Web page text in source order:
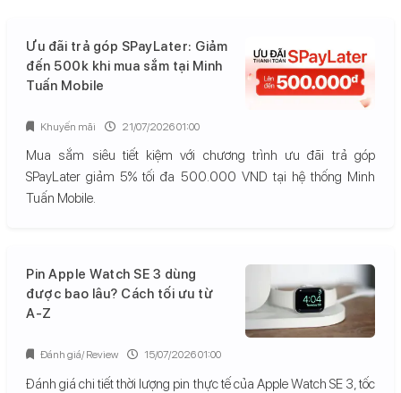
Ưu đãi trả góp SPayLater: Giảm
đến 500k khi mua sắm tại Minh
Tuấn Mobile
Mua sắm siêu tiết kiệm với chương trình ưu đãi trả góp
SPayLater giảm 5% tối đa 500.000 VND tại hệ thống Minh
Tuấn Mobile.
Khuyến mãi 21/07/2026 01:00
Pin Apple Watch SE 3 dùng
được bao lâu? Cách tối ưu từ
A-Z
Đánh giá chi tiết thời lượng pin thực tế của Apple Watch SE 3, tốc
Đánh giá/ Review 15/07/2026 01:00